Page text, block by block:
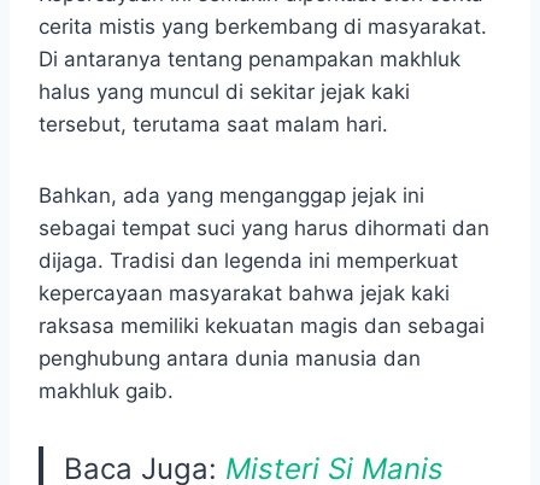
cerita mistis yang berkembang di masyarakat.
Di antaranya tentang penampakan makhluk
halus yang muncul di sekitar jejak kaki
tersebut, terutama saat malam hari.
Bahkan, ada yang menganggap jejak ini
sebagai tempat suci yang harus dihormati dan
dijaga. Tradisi dan legenda ini memperkuat
kepercayaan masyarakat bahwa jejak kaki
raksasa memiliki kekuatan magis dan sebagai
penghubung antara dunia manusia dan
makhluk gaib.
Baca Juga: Misteri Si Manis